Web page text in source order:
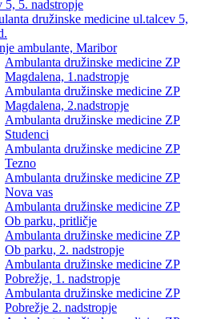
5, 5. nadstropje
družinske medicine ul.talcev 5,
ambulante, Maribor
Ambulanta družinske medicine ZP
Magdalena, 1.nadstropje
Ambulanta družinske medicine ZP
Magdalena, 2.nadstropje
Ambulanta družinske medicine ZP
Studenci
Ambulanta družinske medicine ZP
Tezno
Ambulanta družinske medicine ZP
Nova vas
Ambulanta družinske medicine ZP
Ob parku, pritličje
Ambulanta družinske medicine ZP
Ob parku, 2. nadstropje
Ambulanta družinske medicine ZP
Pobrežje, 1. nadstropje
Ambulanta družinske medicine ZP
Pobrežje 2. nadstropje